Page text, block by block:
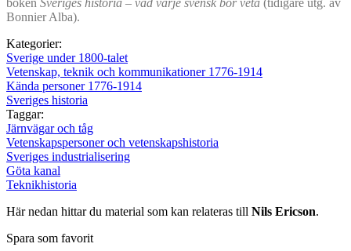
Bonnier Alba).
Kategorier:
Sverige under 1800-talet
Vetenskap, teknik och kommunikationer 1776-1914
Kända personer 1776-1914
Sveriges historia
Taggar:
Järnvägar och tåg
Vetenskapspersoner och vetenskapshistoria
Sveriges industrialisering
Göta kanal
Teknikhistoria
Här nedan hittar du material som kan relateras till Nils Ericson.
Spara som favorit